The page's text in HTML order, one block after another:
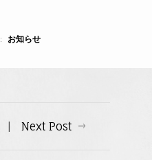
お知らせ
Next Post